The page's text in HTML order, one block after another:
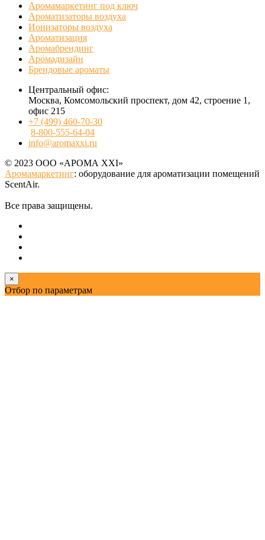
Аромамаркетинг под ключ
Ароматизаторы воздуха
Ионизаторы воздуха
Ароматизация
Аромабрендинг
Аромадизайн
Брендовые ароматы
Центральный офис:
Москва, Комсомольский проспект, дом 42, строение 1,
офис 215
+7 (499) 460-70-30
8-800-555-64-04
info@aromaxxi.ru
© 2023 ООО «АРОМА XXI»
Аромамаркетинг: оборудование для ароматизации помещений
ScentAir.
Все права защищены.
×
Отбор по параметрам